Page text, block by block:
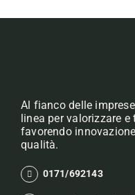
Al fianco delle
linea per valorizzare e
favorendo
qualità.
0171/692143